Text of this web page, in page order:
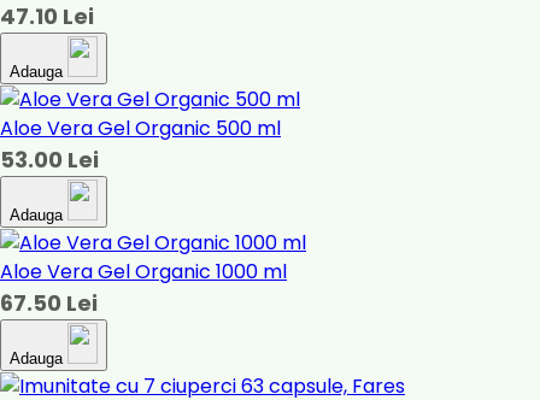
47.10 Lei
Adauga
Aloe Vera Gel Organic 500 ml
53.00 Lei
Adauga
Aloe Vera Gel Organic 1000 ml
67.50 Lei
Adauga